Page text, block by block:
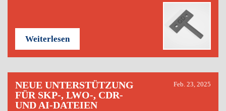
Weiterlesen
NEUE UNTERSTÜTZUNG
FÜR SKP-, LWO-, CDR-
UND AI-DATEIEN
Feb. 23, 2025